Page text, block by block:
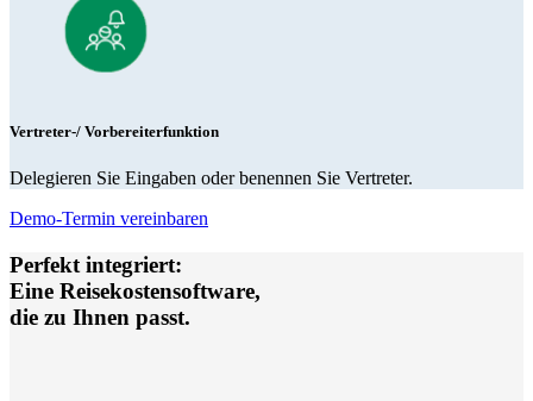
Vertreter-/ Vorbereiterfunktion
Delegieren Sie Eingaben oder benennen Sie Vertreter.
Demo-Termin vereinbaren
Perfekt integriert:
Eine Reisekostensoftware,
die zu Ihnen passt.